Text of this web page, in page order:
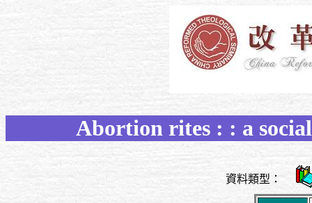
Abortion rites : : a
資料類型：